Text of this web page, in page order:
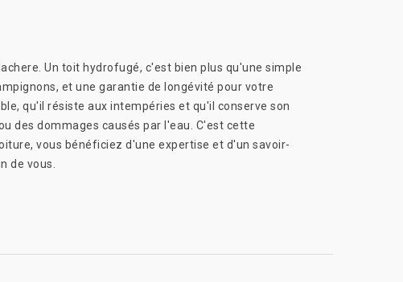
Un toit hydrofugé, c'est bien plus qu'une simple
et une garantie de longévité pour votre
qu'il résiste aux intempéries et qu'il conserve son
des dommages causés par l'eau. C'est cette
vous bénéficiez d'une expertise et d'un savoir-
de vous.